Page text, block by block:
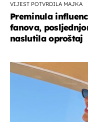
VIJEST POTVRDILA MAJKA
Preminula
fanova,
naslutila oproštaj